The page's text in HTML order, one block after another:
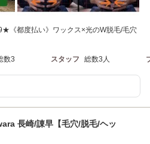
《都度払い》ワックス×光のW脱毛/毛穴
数3 スタッフ 総数3人
長崎/諌早【毛穴/脱毛/ヘッ